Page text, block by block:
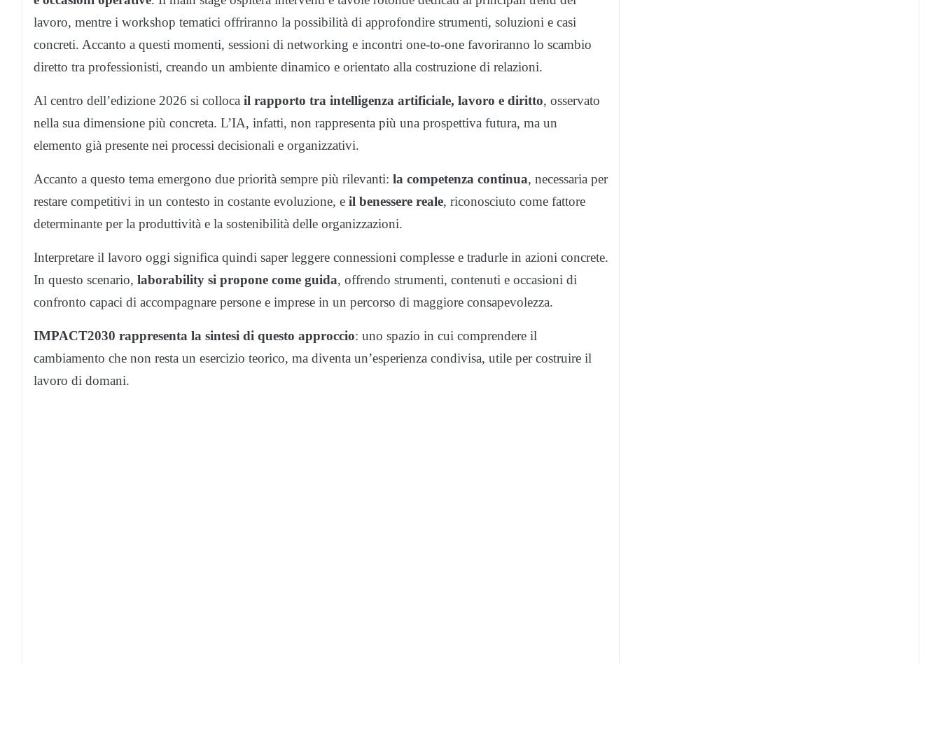
lavoro, mentre i workshop tematici offriranno la possibilità di approfondire strumenti, soluzioni e casi
concreti. Accanto a questi momenti, sessioni di networking e incontri one-to-one favoriranno lo scambio
diretto tra professionisti, creando un ambiente dinamico e orientato alla costruzione di relazioni.
Al centro dell’edizione 2026 si colloca il rapporto tra intelligenza artificiale, lavoro e diritto, osservato
nella sua dimensione più concreta. L’IA, infatti, non rappresenta più una prospettiva futura, ma un
elemento già presente nei processi decisionali e organizzativi.
Accanto a questo tema emergono due priorità sempre più rilevanti: la competenza continua, necessaria per
restare competitivi in un contesto in costante evoluzione, e il benessere reale, riconosciuto come fattore
determinante per la produttività e la sostenibilità delle organizzazioni.
Interpretare il lavoro oggi significa quindi saper leggere connessioni complesse e tradurle in azioni concrete.
In questo scenario, laborability si propone come guida, offrendo strumenti, contenuti e occasioni di
confronto capaci di accompagnare persone e imprese in un percorso di maggiore consapevolezza.
IMPACT2030 rappresenta la sintesi di questo approccio: uno spazio in cui comprendere il
cambiamento che non resta un esercizio teorico, ma diventa un’esperienza condivisa, utile per costruire il
lavoro di domani.